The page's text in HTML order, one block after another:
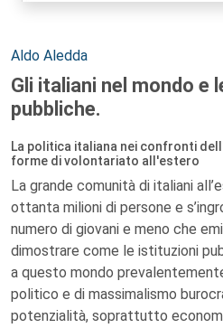
Autori:
Aldo Aledda
Gli italiani nel mondo e
pubbliche.
La politica italiana nei confronti
forme di volontariato all'estero
La grande comunità di italiani
ottanta milioni di persone e
numero di giovani e meno che
dimostrare come le istituzioni
a questo mondo
politico e di massimalismo
potenzialità, soprattutto